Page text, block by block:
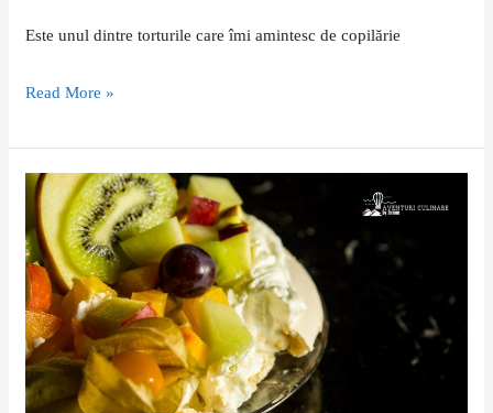
Este unul dintre torturile care îmi amintesc de copilărie
Read More »
Pavlova
tutuul
balerinei